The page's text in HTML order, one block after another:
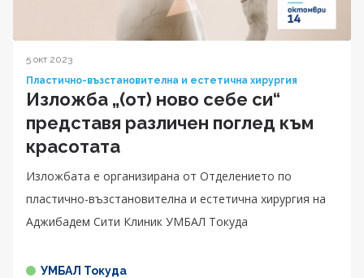
5 окт 2023
Пластично-възстановителна и естетична хирургия
Изложба „(от) ново себе си“
представя различен поглед към
красотата
Изложбата е организирана от Отделението по
пластично-възстановителна и естетична хирургия на
Аджибадем Сити Клиник УМБАЛ Токуда
УМБАЛ Токуда